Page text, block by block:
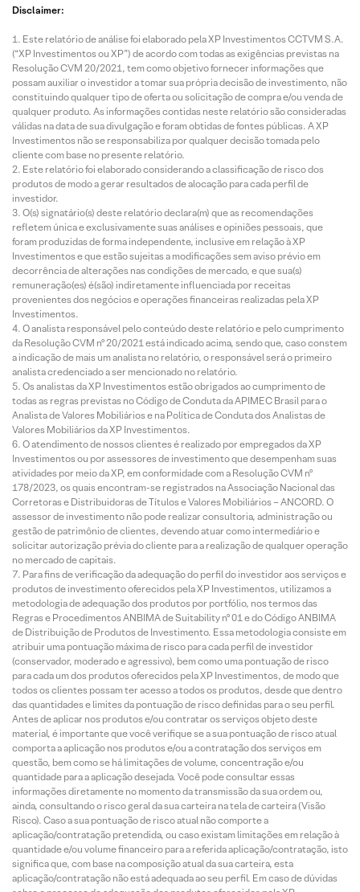
Disclaimer:
Este relatório de análise foi elaborado pela XP Investimentos CCTVM S.A.
(“XP Investimentos ou XP”) de acordo com todas as exigências previstas na
Resolução CVM 20/2021, tem como objetivo fornecer informações que
possam auxiliar o investidor a tomar sua própria decisão de investimento, não
constituindo qualquer tipo de oferta ou solicitação de compra e/ou venda de
qualquer produto. As informações contidas neste relatório são consideradas
válidas na data de sua divulgação e foram obtidas de fontes públicas. A XP
Investimentos não se responsabiliza por qualquer decisão tomada pelo
cliente com base no presente relatório.
Este relatório foi elaborado considerando a classificação de risco dos
produtos de modo a gerar resultados de alocação para cada perfil de
investidor.
O(s) signatário(s) deste relatório declara(m) que as recomendações
refletem única e exclusivamente suas análises e opiniões pessoais, que
foram produzidas de forma independente, inclusive em relação à XP
Investimentos e que estão sujeitas a modificações sem aviso prévio em
decorrência de alterações nas condições de mercado, e que sua(s)
remuneração(es) é(são) indiretamente influenciada por receitas
provenientes dos negócios e operações financeiras realizadas pela XP
Investimentos.
O analista responsável pelo conteúdo deste relatório e pelo cumprimento
da Resolução CVM nº 20/2021 está indicado acima, sendo que, caso constem
a indicação de mais um analista no relatório, o responsável será o primeiro
analista credenciado a ser mencionado no relatório.
Os analistas da XP Investimentos estão obrigados ao cumprimento de
todas as regras previstas no Código de Conduta da APIMEC Brasil para o
Analista de Valores Mobiliários e na Política de Conduta dos Analistas de
Valores Mobiliários da XP Investimentos.
O atendimento de nossos clientes é realizado por empregados da XP
Investimentos ou por assessores de investimento que desempenham suas
atividades por meio da XP, em conformidade com a Resolução CVM nº
178/2023, os quais encontram-se registrados na Associação Nacional das
Corretoras e Distribuidoras de Títulos e Valores Mobiliários – ANCORD. O
assessor de investimento não pode realizar consultoria, administração ou
gestão de patrimônio de clientes, devendo atuar como intermediário e
solicitar autorização prévia do cliente para a realização de qualquer operação
no mercado de capitais.
Para fins de verificação da adequação do perfil do investidor aos serviços e
produtos de investimento oferecidos pela XP Investimentos, utilizamos a
metodologia de adequação dos produtos por portfólio, nos termos das
Regras e Procedimentos ANBIMA de Suitability nº 01 e do Código ANBIMA
de Distribuição de Produtos de Investimento. Essa metodologia consiste em
atribuir uma pontuação máxima de risco para cada perfil de investidor
(conservador, moderado e agressivo), bem como uma pontuação de risco
para cada um dos produtos oferecidos pela XP Investimentos, de modo que
todos os clientes possam ter acesso a todos os produtos, desde que dentro
das quantidades e limites da pontuação de risco definidas para o seu perfil.
Antes de aplicar nos produtos e/ou contratar os serviços objeto deste
material, é importante que você verifique se a sua pontuação de risco atual
comporta a aplicação nos produtos e/ou a contratação dos serviços em
questão, bem como se há limitações de volume, concentração e/ou
quantidade para a aplicação desejada. Você pode consultar essas
informações diretamente no momento da transmissão da sua ordem ou,
ainda, consultando o risco geral da sua carteira na tela de carteira (Visão
Risco). Caso a sua pontuação de risco atual não comporte a
aplicação/contratação pretendida, ou caso existam limitações em relação à
quantidade e/ou volume financeiro para a referida aplicação/contratação, isto
significa que, com base na composição atual da sua carteira, esta
aplicação/contratação não está adequada ao seu perfil. Em caso de dúvidas